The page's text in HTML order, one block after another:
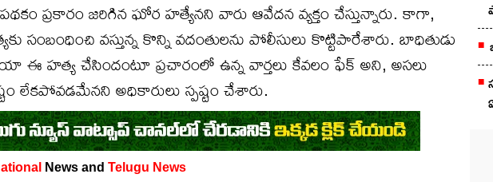
పథకం ప్రకారం జరిగిన ఘోర హత్యేనని వారు ఆవేదన వ్యక్తం చేస్తున్నారు. కాగా,
వస్తున్న కొన్ని వదంతులను పోలీసులు కొట్టిపారేశారు. బాధితుడు
సీయా ఈ హత్య చేసిందంటూ ప్రచారంలో ఉన్న వార్తలు కేవలం ఫేక్ అని, అసలు
లేకపోవడమేనని అధికారులు స్పష్టం చేశారు.
News and Telugu News